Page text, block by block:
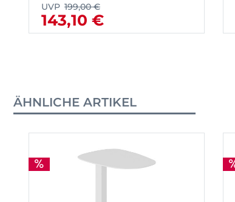
UVP 199,00 €
143,10 €
ÄHNLICHE ARTIKEL